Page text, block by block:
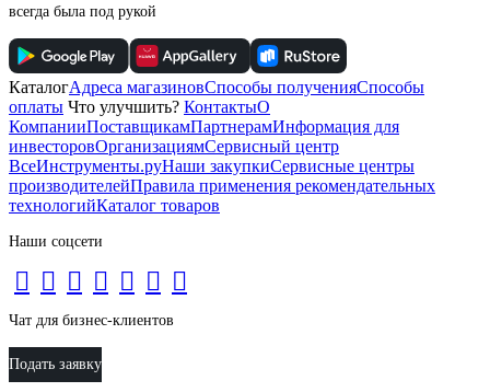
всегда была под рукой
КаталогАдреса магазиновСпособы полученияСпособы
оплаты Что улучшить? КонтактыО
КомпанииПоставщикамПартнерамИнформация для
инвесторовОрганизациямСервисный центр
ВсеИнструменты.руНаши закупкиСервисные центры
производителейПравила применения рекомендательных
технологийКаталог товаров
Наши соцсети
Чат для бизнес-клиентов
Подать заявку